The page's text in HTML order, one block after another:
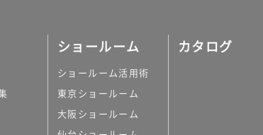
ショールーム
ショールーム活用術
東京ショールーム
大阪ショールーム
カタログ